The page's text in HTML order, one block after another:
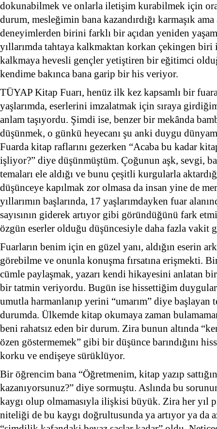
dokunabilmek ve onlarla iletişim kurabilmek için
durum, mesleğimin bana kazandırdığı karmaşık
deneyimlerden birini farklı bir açıdan yeniden
yıllarımda tahtaya kalkmaktan korkan çekingen biri
kalkmaya hevesli gençler yetiştiren bir eğitimci
kendime bakınca bana garip bir his veriyor.
TÜYAP Kitap Fuarı, henüz ilk kez kapsamlı bir
yaşlarımda, eserlerini imzalatmak için sıraya
anlam taşıyordu. Şimdi ise, benzer bir mekânda
düşünmek, o günkü heyecanı şu anki duygu
Fuarda kitap raflarını gezerken “Acaba bu kadar
işliyor?” diye düşünmüştüm. Çoğunun aşk, sevgi,
temaları ele aldığı ve bunu çeşitli kurgularla
düşünceye kapılmak zor olmasa da insan yine de
yıllarımın başlarında, 17 yaşlarımdayken fuar
sayısının giderek artıyor gibi göründüğünü fark
özgün eserler olduğu düşüncesiyle daha fazla vakit
Fuarların benim için en güzel yanı, aldığın eserin
görebilme ve onunla konuşma fırsatına erişmekti.
cümle paylaşmak, yazarı kendi hikayesini anlatan
bir tatmin veriyordu. Bugün ise hissettiğim
umutla harmanlanıp yerini “umarım” diye başlayan
durumda. Ülkemde kitap okumaya zaman
beni rahatsız eden bir durum. Zira bunun altında
özen göstermemek” gibi bir düşünce barındığını
korku ve endişeye sürüklüyor.
Bir öğrencim bana “Öğretmenim, kitap yazıp
kazanıyorsunuz?” diye sormuştu. Aslında bu
kaygı olup olmamasıyla ilişkisi büyük. Zira her yıl
niteliği de bu kaygı doğrultusunda ya artıyor ya da